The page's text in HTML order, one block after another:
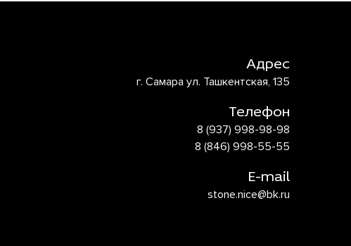
Адрес
г. Самара ул. Ташкентская, 135
Телефон
8 (937) 998-98-98
8 (846) 998-55-55
E-mail
stone.nice@bk.ru